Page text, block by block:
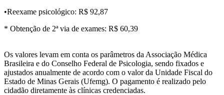
•Reexame psicológico: R$ 92,87
* Obtenção de 2ª via de exames: R$ 60,39
Os valores levam em conta os parâmetros da Associação Médica
Brasileira e do Conselho Federal de Psicologia, sendo fixados e
ajustados anualmente de acordo com o valor da Unidade Fiscal do
Estado de Minas Gerais (Ufemg). O pagamento é realizado pelo
cidadão diretamente às clínicas credenciadas.